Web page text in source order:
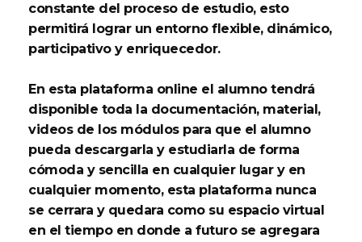
constante del proceso de estudio, esto
permitirá lograr un entorno flexible, dinámico,
participativo y enriquecedor.
En esta plataforma online el alumno tendrá
disponible toda la documentación, material,
videos de los módulos para que el alumno
pueda descargarla y estudiarla de forma
cómoda y sencilla en cualquier lugar y en
cualquier momento, esta plataforma nunca
se cerrara y quedara como su espacio virtual
en el tiempo en donde a futuro se agregara